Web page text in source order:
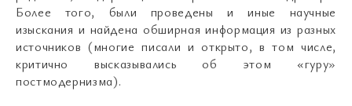
Более того, были проведены и иные научные
изыскания и найдена обширная информация из разных
источников (многие писали и открыто, в том числе,
критично высказывались об этом «гуру»
постмодернизма).